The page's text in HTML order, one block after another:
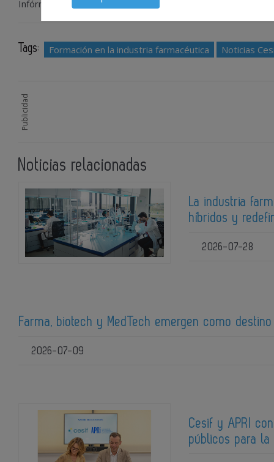
Infórmate más aquí:Programa Executive Strategic
Tags: Formación en la industria farmacéutica Noticias
Publicidad
Noticias relacionadas
La industria
híbridos y
2026-07-28
Farma, biotech y MedTech emergen como
2026-07-09
Cesif y APRI
públicos para la